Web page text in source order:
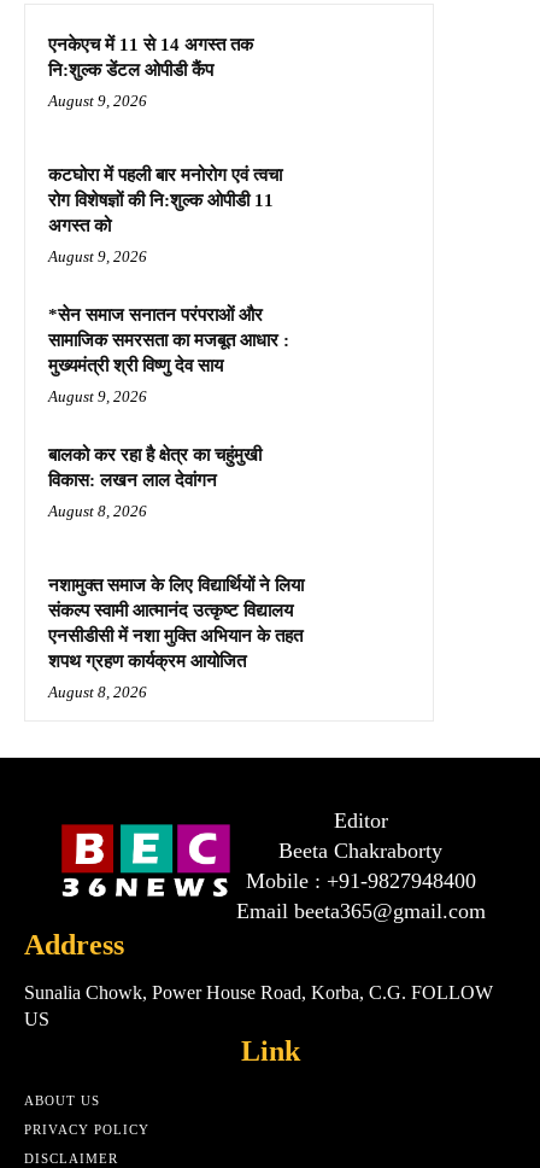
एनकेएच में 11 से 14 अगस्त तक
नि:शुल्क डेंटल ओपीडी कैंप
August 9, 2026
कटघोरा में पहली बार मनोरोग एवं त्वचा
रोग विशेषज्ञों की नि:शुल्क ओपीडी 11
अगस्त को
August 9, 2026
*सेन समाज सनातन परंपराओं और
सामाजिक समरसता का मजबूत आधार :
मुख्यमंत्री श्री विष्णु देव साय
August 9, 2026
बालको कर रहा है क्षेत्र का चहुंमुखी
विकास: लखन लाल देवांगन
August 8, 2026
नशामुक्त समाज के लिए विद्यार्थियों ने लिया
संकल्प स्वामी आत्मानंद उत्कृष्ट विद्यालय
एनसीडीसी में नशा मुक्ति अभियान के तहत
शपथ ग्रहण कार्यक्रम आयोजित
August 8, 2026
Editor
Beeta Chakraborty
Mobile : +91-9827948400
Email beeta365@gmail.com
Address
Sunalia Chowk, Power House Road, Korba, C.G. FOLLOW
US
Link
ABOUT US
PRIVACY POLICY
DISCLAIMER